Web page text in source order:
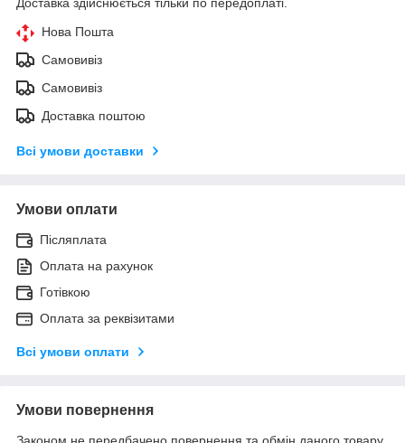
Нова Пошта
Самовивіз
Самовивіз
Доставка поштою
Всі умови доставки
Умови оплати
Післяплата
Оплата на рахунок
Готівкою
Оплата за реквізитами
Всі умови оплати
Умови повернення
Законом не передбачено повернення та обмін даного товару